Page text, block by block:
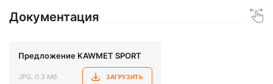
Документация
Предложение KAWMET SPORT
JPG, 0.3 Мб ЗАГРУЗИТЬ